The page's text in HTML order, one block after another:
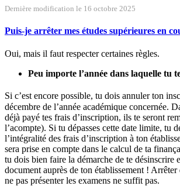
Dernière modification le 16 octobre 2025
Puis-je arrêter mes études supérieures en
Oui, mais il faut respecter certaines règles.
Peu importe l’année dans laquelle tu
Si c’est encore possible, tu dois annuler ton
décembre de l’année académique concernée.
déjà payé tes frais d’inscription, ils te seront
l’acompte). Si tu dépasses cette date limite, tu
l’intégralité des frais d’inscription à ton
sera prise en compte dans le calcul de ta
tu dois bien faire la démarche de te désinscrire
document auprès de ton établissement !
ne pas présenter les examens ne suffit pas.